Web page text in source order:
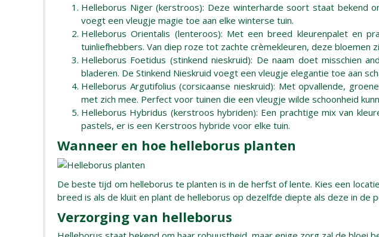
Helleborus Niger (kerstroos): Deze winterharde soort staat bekend
voegt een vleugje magie toe aan elke winterse tuin.
Helleborus Orientalis (lenteroos): Met een breed kleurenpalet en
tuinliefhebbers. Van diep roze tot zachte crèmekleuren, deze bloemen
Helleborus Foetidus (stinkend nieskruid): De naam doet misschien
bladeren. De Stinkend Nieskruid voegt een vleugje elegantie toe aan
Helleborus Argutifolius (corsicaanse nieskruid): Met opvallende,
met zich mee. Perfect voor tuinen die een vleugje wilde schoonheid
Helleborus Hybridus (kerstroos hybriden): Een prachtige mix van
pastels, er is een Kerstroos hybride voor elke tuin.
Wanneer en hoe helleborus planten
De beste tijd om helleborus te planten is in de herfst of lente. Kies een
breed is als de kluit en plant de helleborus op dezelfde diepte als deze in de
Verzorging van helleborus